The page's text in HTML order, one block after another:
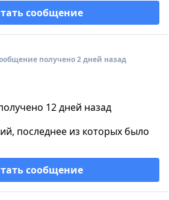
сообщение
получено 2 дней назад
12 дней назад
последнее из которых было
сообщение